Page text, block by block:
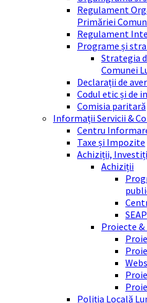
Regulament
Primăriei
Regulament
Programe și
Strategia
Comunei
Declarații de
Codul etic și de
Comisia paritară
Informații Servicii &
Centru
Taxe și Impozite
Achiziții,
Achiziții
SEAP
Proiecte
Poliția Locală